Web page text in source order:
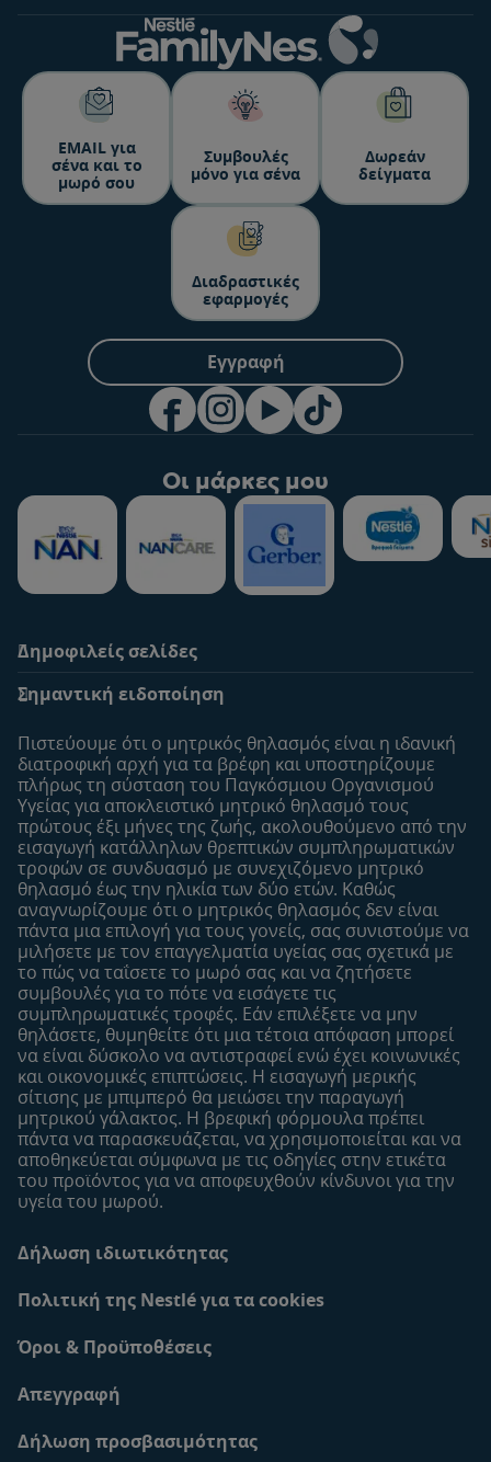
ΕΜΑΙL για
σένα και το
μωρό σου
Συμβουλές
μόνο για σένα
Δωρεάν
δείγματα
Διαδραστικές
εφαρμογές
Εγγραφή
Οι μάρκες μου
Δημοφιλείς σελίδες
Οι Ειδικοί μας
Συχνές ερωτήσεις
Αναζήτηση
Επικοινώνησε μαζί μας
Σχετικά με εμάς
Η σελίδα μου
Το προφίλ μου
Είσοδος/Εγγραφή
Προϊόντα
Εύρεση προϊόντος
Οι μάρκες μου
Εύρεση καταστήματος
Δείγματα
Σημαντική ειδοποίηση
Πιστεύουμε ότι ο μητρικός θηλασμός είναι η ιδανική
διατροφική αρχή για τα βρέφη και υποστηρίζουμε
πλήρως τη σύσταση του Παγκόσμιου Οργανισμού
Υγείας για αποκλειστικό μητρικό θηλασμό τους
πρώτους έξι μήνες της ζωής, ακολουθούμενo από την
εισαγωγή κατάλληλων θρεπτικών συμπληρωματικών
τροφών σε συνδυασμό με συνεχιζόμενο μητρικό
θηλασμό έως την ηλικία των δύο ετών. Καθώς
αναγνωρίζουμε ότι ο μητρικός θηλασμός δεν είναι
πάντα μια επιλογή για τους γονείς, σας συνιστούμε να
μιλήσετε με τον επαγγελματία υγείας σας σχετικά με
το πώς να ταΐσετε το μωρό σας και να ζητήσετε
συμβουλές για το πότε να εισάγετε τις
συμπληρωματικές τροφές. Εάν επιλέξετε να μην
θηλάσετε, θυμηθείτε ότι μια τέτοια απόφαση μπορεί
να είναι δύσκολο να αντιστραφεί ενώ έχει κοινωνικές
και οικονομικές επιπτώσεις. Η εισαγωγή μερικής
σίτισης με μπιμπερό θα μειώσει την παραγωγή
μητρικού γάλακτος. Η βρεφική φόρμουλα πρέπει
πάντα να παρασκευάζεται, να χρησιμοποιείται και να
αποθηκεύεται σύμφωνα με τις οδηγίες στην ετικέτα
του προϊόντος για να αποφευχθούν κίνδυνοι για την
υγεία του μωρού.
Δήλωση ιδιωτικότητας
Πολιτική της Nestlé για τα cookies
Όροι & Προϋποθέσεις
Απεγγραφή
Δήλωση προσβασιμότητας